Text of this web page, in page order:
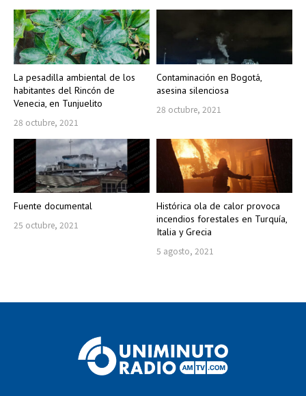
La pesadilla ambiental de los
habitantes del Rincón de
Venecia, en Tunjuelito
28 octubre, 2021
Contaminación en Bogotá,
asesina silenciosa
28 octubre, 2021
Fuente documental
25 octubre, 2021
Histórica ola de calor provoca
incendios forestales en Turquía,
Italia y Grecia
5 agosto, 2021